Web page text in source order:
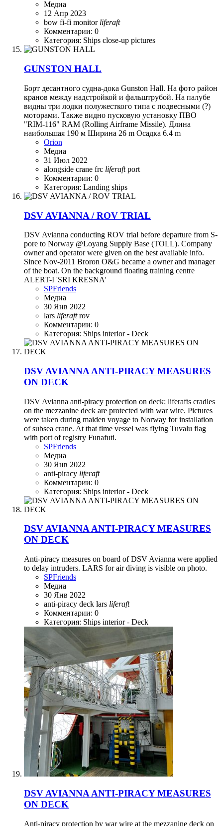
Медиа
12 Апр 2023
bow fi-fi monitor liferaft
Комментарии: 0
Категория: Ships close-up pictures
GUNSTON HALL
Борт десантного судна-дока Gunston Hall. На фото район
кранов между надстройкой и фальштрубой. На палубе
видны три лодки полужесткого типа с подвесными (?)
моторами. Также видно пусковую установку ПВО
"RIM-116" RAM (Rolling Airframe Missile). Длина
наибольшая 190 м Ширина 26 m Осадка 6.4 m
Orion
Медиа
31 Июл 2022
alongside crane frc liferaft port
Комментарии: 0
Категория: Landing ships
DSV AVIANNA / ROV TRIAL
DSV Avianna conducting ROV trial before departure from S-
pore to Norway @Loyang Supply Base (TOLL). Company
owner and operator were given on the best available info.
Since Nov-2011 Broron O&G became a owner and manager
of the boat. On the background floating training centre
ALERT-I 'SRI KRESNA'
SPFriends
Медиа
30 Янв 2022
lars liferaft rov
Комментарии: 0
Категория: Ships interior - Deck
DSV AVIANNA ANTI-PIRACY MEASURES
ON DECK
DSV Avianna anti-piracy protection on deck: liferafts cradles
on the mezzanine deck are protected with war wire. Pictures
were taken during maiden voyage to Norway for installation
of subsea crane. At that time vessel was flying Tuvalu flag
with port of registry Funafuti.
SPFriends
Медиа
30 Янв 2022
anti-piracy liferaft
Комментарии: 0
Категория: Ships interior - Deck
DSV AVIANNA ANTI-PIRACY MEASURES
ON DECK
Anti-piracy measures on board of DSV Avianna were applied
to delay intruders. LARS for air diving is visible on photo.
SPFriends
Медиа
30 Янв 2022
anti-piracy deck lars liferaft
Комментарии: 0
Категория: Ships interior - Deck
DSV AVIANNA ANTI-PIRACY MEASURES
ON DECK
Anti-piracy protection by war wire at the mezzanine deck on